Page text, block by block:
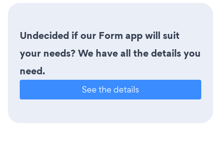
Undecided if our Form app will suit
your needs? We have all the details you
need.
See the details